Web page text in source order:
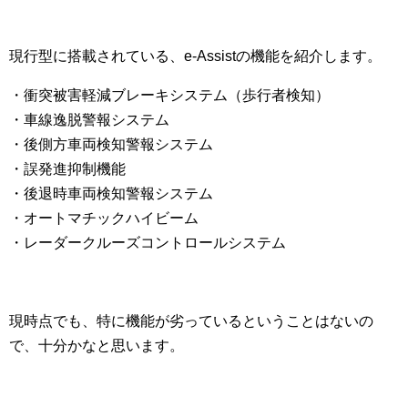
現行型に搭載されている、e-Assistの機能を紹介します。
・衝突被害軽減ブレーキシステム（歩行者検知）
・車線逸脱警報システム
・後側方車両検知警報システム
・誤発進抑制機能
・後退時車両検知警報システム
・オートマチックハイビーム
・レーダークルーズコントロールシステム
現時点でも、特に機能が劣っているということはないの
で、十分かなと思います。